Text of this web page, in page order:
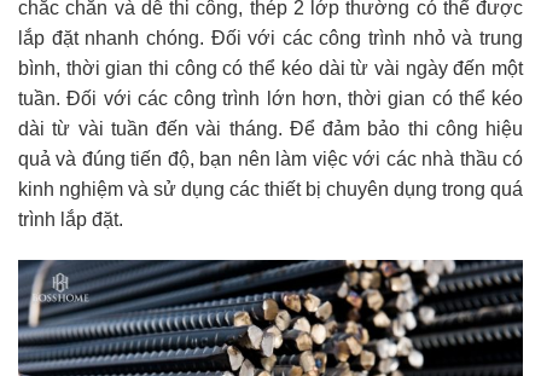
chắc chắn và dễ thi công, thép 2 lớp thường có thể được
lắp đặt nhanh chóng. Đối với các công trình nhỏ và trung
bình, thời gian thi công có thể kéo dài từ vài ngày đến một
tuần. Đối với các công trình lớn hơn, thời gian có thể kéo
dài từ vài tuần đến vài tháng. Để đảm bảo thi công hiệu
quả và đúng tiến độ, bạn nên làm việc với các nhà thầu có
kinh nghiệm và sử dụng các thiết bị chuyên dụng trong quá
trình lắp đặt.